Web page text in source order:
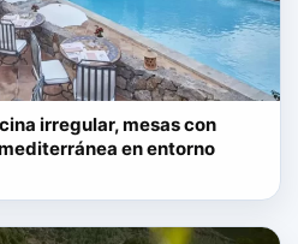
irregular, mesas con
en entorno